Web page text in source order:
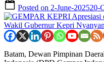
Posted on 2-June-202520-
Batam, Dewan Pimpinan